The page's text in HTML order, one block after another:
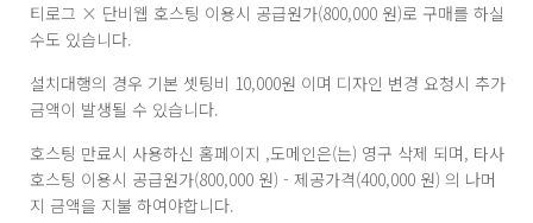
티로그 × 단비웹 호스팅 이용시 공급원가(800,000 원)로 구매를 하실
수도 있습니다.
설치대행의 경우 기본 셋팅비 10,000원 이며 디자인 변경 요청시 추가
금액이 발생될 수 있습니다.
호스팅 만료시 사용하신 홈페이지 ,도메인은(는) 영구 삭제 되며, 타사
호스팅 이용시 공급원가(800,000 원) - 제공가격(400,000 원) 의 나머
지 금액을 지불 하여야합니다.